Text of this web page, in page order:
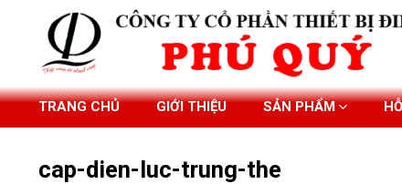
TRANG CHỦ GIỚI THIỆU SẢN PHẨM
cap-dien-luc-trung-the